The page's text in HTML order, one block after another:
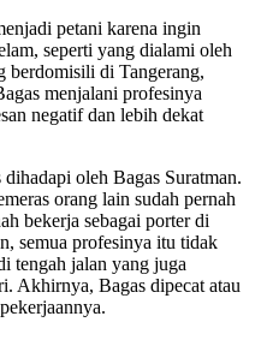
petani karena ingin
seperti yang dialami oleh
berdomisili di Tangerang,
menjalani profesinya
negatif dan lebih dekat
oleh Bagas Suratman.
orang lain sudah pernah
bekerja sebagai porter di
semua profesinya itu tidak
tengah jalan yang juga
Akhirnya, Bagas dipecat atau